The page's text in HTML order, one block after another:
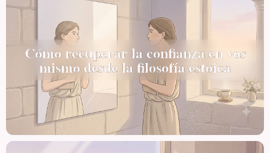
Cómo recuperar la confianza en vos
mismo desde la filosofía estoica